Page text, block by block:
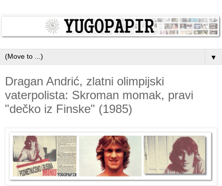
▼
Dragan Andrić, zlatni olimpijski
vaterpolista: Skroman momak, pravi
"dečko iz Finske" (1985)